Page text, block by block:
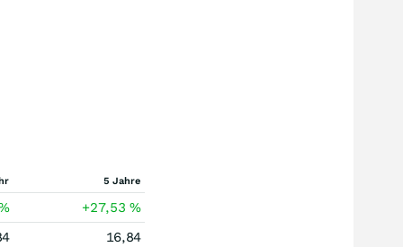
5 Jahre
+27,53%
16,84